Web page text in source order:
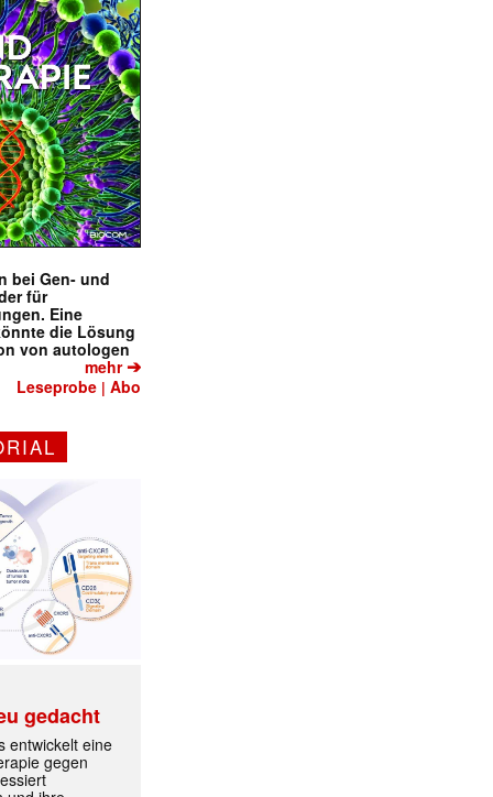
bei Gen- und
für
Eine
die Lösung
von autologen
mehr➔
Leseprobe |Abo
gedacht
entwickelt eine
gegen